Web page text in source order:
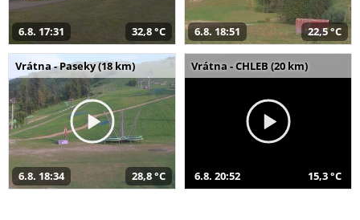
6.8. 17:31 32,8 °C 6.8. 18:51 22,5 °C
Vrátna - Paseky (18 km)
6.8. 18:34 28,8 °C
Vrátna - CHLEB (20 km)
6.8. 20:52 15,3 °C